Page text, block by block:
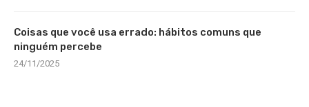
Coisas que você usa errado: hábitos comuns que
ninguém percebe
24/11/2025